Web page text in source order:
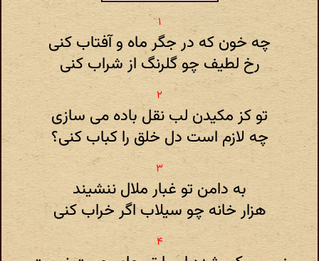
چه خون که در جگر ماه و آفتاب کنی
رخ لطیف چو گلرنگ از شراب کنی
تو کز مکیدن لب نقل باده می سازی
چه لازم است دل خلق را کباب کنی؟
به دامن تو غبار ملال ننشیند
هزار خانه چو سیلاب اگر خراب کنی